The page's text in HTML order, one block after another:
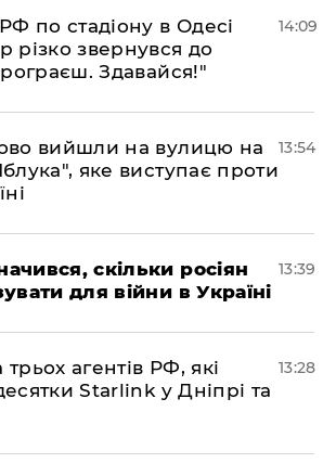
по стадіону в Одесі
різко звернувся до
Здавайся!"
14:09
вийшли на вулицю на
яке виступає проти
13:54
скільки росіян
для війни в Україні
13:39
агентів РФ, які
Starlink у Дніпрі та
13:28